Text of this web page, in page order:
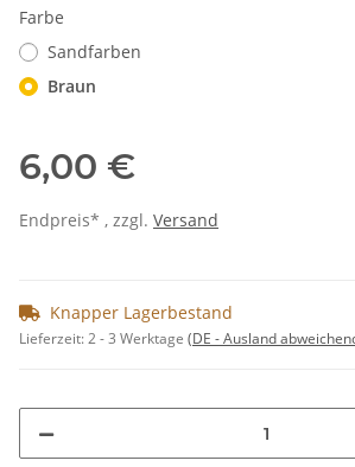
Farbe
Sandfarben
Braun
6,00 €
Endpreis* , zzgl. Versand
Knapper Lagerbestand
Lieferzeit:2 - 3 Werktage (DE - Ausland